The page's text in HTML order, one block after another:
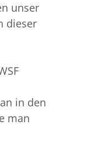
unser
dieser
in den
man